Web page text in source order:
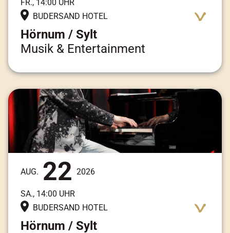
FR., 14:00 UHR
BUDERSAND HOTEL
Hörnum / Sylt
Musik & Entertainment
AUG. 22 2026
SA., 14:00 UHR
BUDERSAND HOTEL
Hörnum / Sylt